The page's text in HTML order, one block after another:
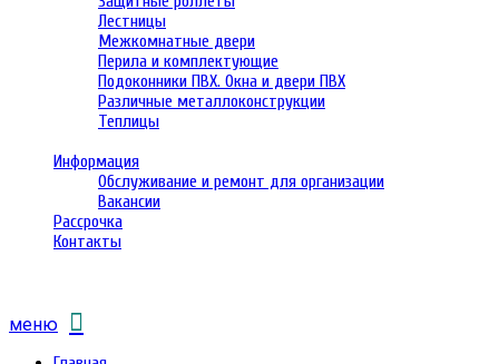
Лестницы
Межкомнатные двери
Перила и комплектующие
Подоконники ПВХ. Окна и двери ПВХ
Различные металлоконструкции
Теплицы
Информация
Обслуживание и ремонт для организации
Вакансии
Рассрочка
Контакты
меню